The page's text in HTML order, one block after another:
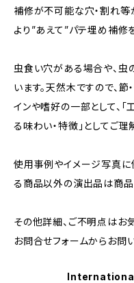
補修が不可能な穴・割れ等
より”あえて”パテ埋め補修
虫食い穴がある場合や、虫
います。天然木ですので、節
インや嗜好の一部として、
る味わい・特徴」としてご理
使用事例やイメージ写真に
る商品以外の演出品は商品
その他詳細、ご不明点はお
お問合せフォームからお問